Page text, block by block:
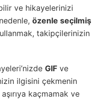
ve hikayelerinizi
özenle seçilmiş
takipçilerinizin
GIF ve
ilgisini çekmenin
kaçmamak ve